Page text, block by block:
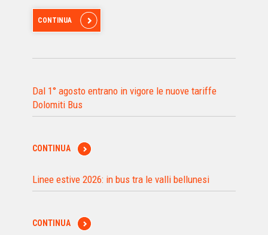
CONTINUA
Dal 1° agosto entrano in vigore le nuove tariffe
Dolomiti Bus
CONTINUA
Linee estive 2026: in bus tra le valli bellunesi
CONTINUA